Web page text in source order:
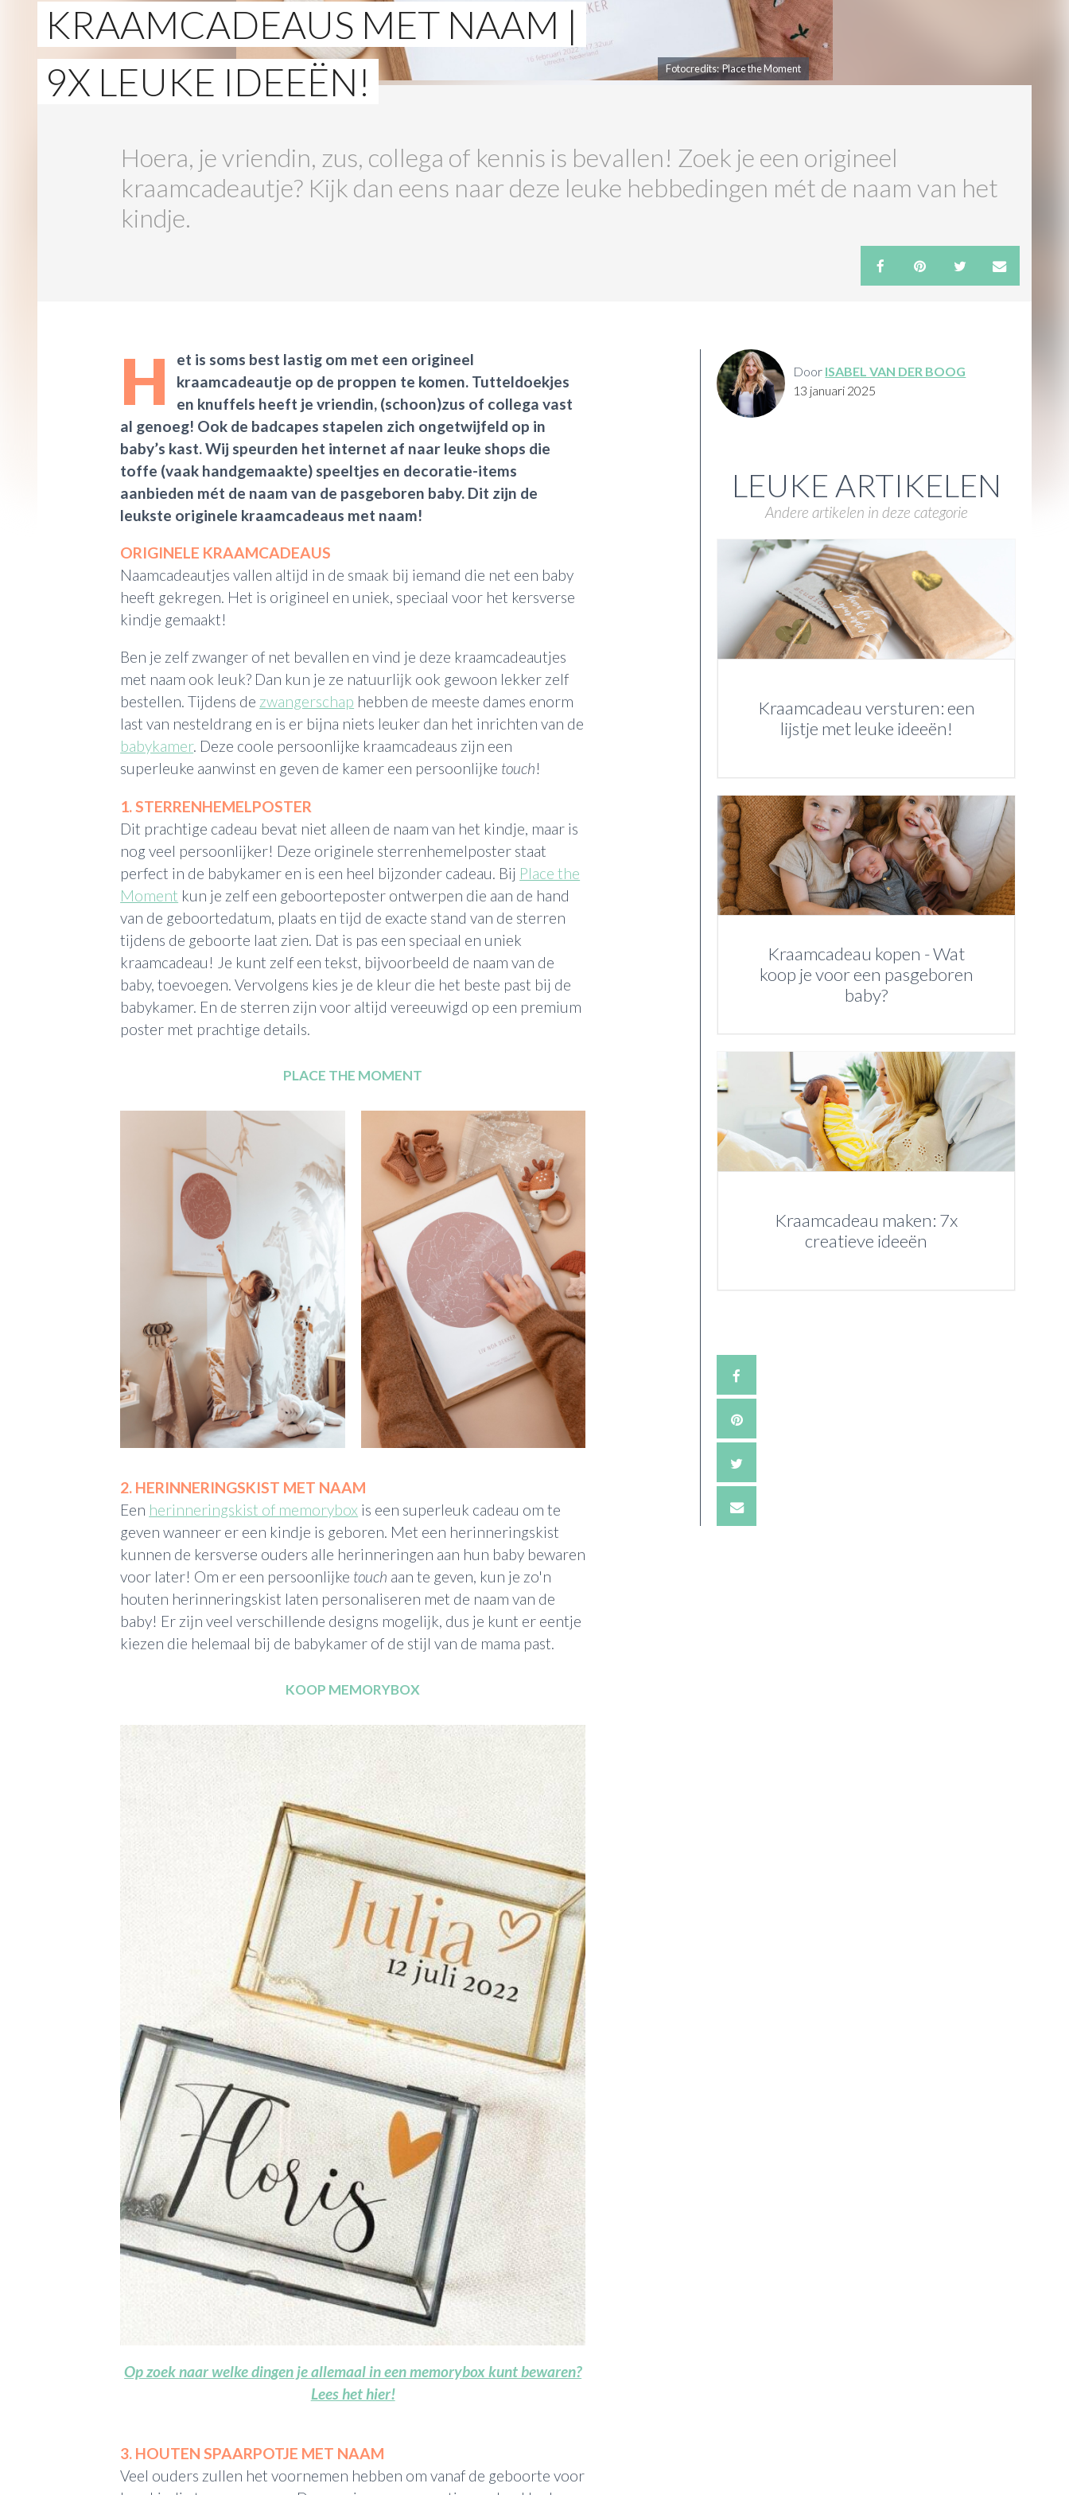
Fotocredits: Place the Moment
KRAAMCADEAUS MET NAAM |
9X LEUKE IDEEËN!
Hoera, je vriendin, zus, collega of kennis is bevallen! Zoek je een origineel
kraamcadeautje? Kijk dan eens naar deze leuke hebbedingen mét de naam van het
kindje.
H
et is soms best lastig om met een origineel
kraamcadeautje op de proppen te komen. Tutteldoekjes
en knuffels heeft je vriendin, (schoon)zus of collega vast
al genoeg! Ook de badcapes stapelen zich ongetwijfeld op in
baby’s kast. Wij speurden het internet af naar leuke shops die
toffe (vaak handgemaakte) speeltjes en decoratie-items
aanbieden mét de naam van de pasgeboren baby. Dit zijn de
leukste originele kraamcadeaus met naam!
ORIGINELE KRAAMCADEAUS
Naamcadeautjes vallen altijd in de smaak bij iemand die net een baby
heeft gekregen. Het is origineel en uniek, speciaal voor het kersverse
kindje gemaakt!
Ben je zelf zwanger of net bevallen en vind je deze kraamcadeautjes
met naam ook leuk? Dan kun je ze natuurlijk ook gewoon lekker zelf
bestellen. Tijdens de zwangerschap hebben de meeste dames enorm
last van nesteldrang en is er bijna niets leuker dan het inrichten van de
babykamer. Deze coole persoonlijke kraamcadeaus zijn een
superleuke aanwinst en geven de kamer een persoonlijke touch!
1. STERRENHEMELPOSTER
Dit prachtige cadeau bevat niet alleen de naam van het kindje, maar is
nog veel persoonlijker! Deze originele sterrenhemelposter staat
perfect in de babykamer en is een heel bijzonder cadeau. Bij Place the
Moment kun je zelf een geboorteposter ontwerpen die aan de hand
van de geboortedatum, plaats en tijd de exacte stand van de sterren
tijdens de geboorte laat zien. Dat is pas een speciaal en uniek
kraamcadeau! Je kunt zelf een tekst, bijvoorbeeld de naam van de
baby, toevoegen. Vervolgens kies je de kleur die het beste past bij de
babykamer. En de sterren zijn voor altijd vereeuwigd op een premium
poster met prachtige details.
PLACE THE MOMENT
2. HERINNERINGSKIST MET NAAM
Een herinneringskist of memorybox is een superleuk cadeau om te
geven wanneer er een kindje is geboren. Met een herinneringskist
kunnen de kersverse ouders alle herinneringen aan hun baby bewaren
voor later! Om er een persoonlijke touch aan te geven, kun je zo'n
houten herinneringskist laten personaliseren met de naam van de
baby! Er zijn veel verschillende designs mogelijk, dus je kunt er eentje
kiezen die helemaal bij de babykamer of de stijl van de mama past.
KOOP MEMORYBOX
Op zoek naar welke dingen je allemaal in een memorybox kunt bewaren?
Lees het hier!
3. HOUTEN SPAARPOTJE MET NAAM
Veel ouders zullen het voornemen hebben om vanaf de geboorte voor
Door ISABEL VAN DER BOOG
13 januari 2025
LEUKE ARTIKELEN
Andere artikelen in deze categorie
Kraamcadeau versturen: een
lijstje met leuke ideeën!
Kraamcadeau kopen - Wat
koop je voor een pasgeboren
baby?
Kraamcadeau maken: 7x
creatieve ideeën